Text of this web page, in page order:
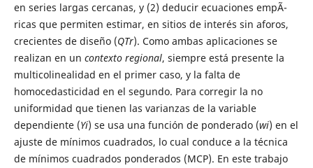
en series largas cercanas, y (2) deducir ecuaciones empÃ­
ricas que permiten estimar, en sitios de interés sin aforos,
crecientes de diseño (QTr). Como ambas aplicaciones se
realizan en un contexto regional, siempre está presente la
multicolinealidad en el primer caso, y la falta de
homocedasticidad en el segundo. Para corregir la no
uniformidad que tienen las varianzas de la variable
dependiente (Yi) se usa una función de ponderado (wi) en el
ajuste de mínimos cuadrados, lo cual conduce a la técnica
de mínimos cuadrados ponderados (MCP). En este trabajo